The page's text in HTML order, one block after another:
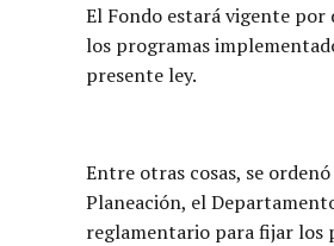
El Fondo estará vigente por
los programas
presente ley.
Entre otras cosas, se
Planeación, el
reglamentario para fijar los